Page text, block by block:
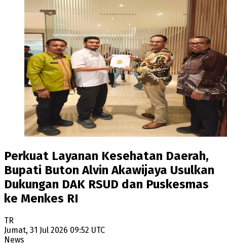
Perkuat Layanan Kesehatan Daerah,
Bupati Buton Alvin Akawijaya Usulkan
Dukungan DAK RSUD dan Puskesmas
ke Menkes RI
TR
Jumat, 31 Jul 2026 09:52 UTC
News